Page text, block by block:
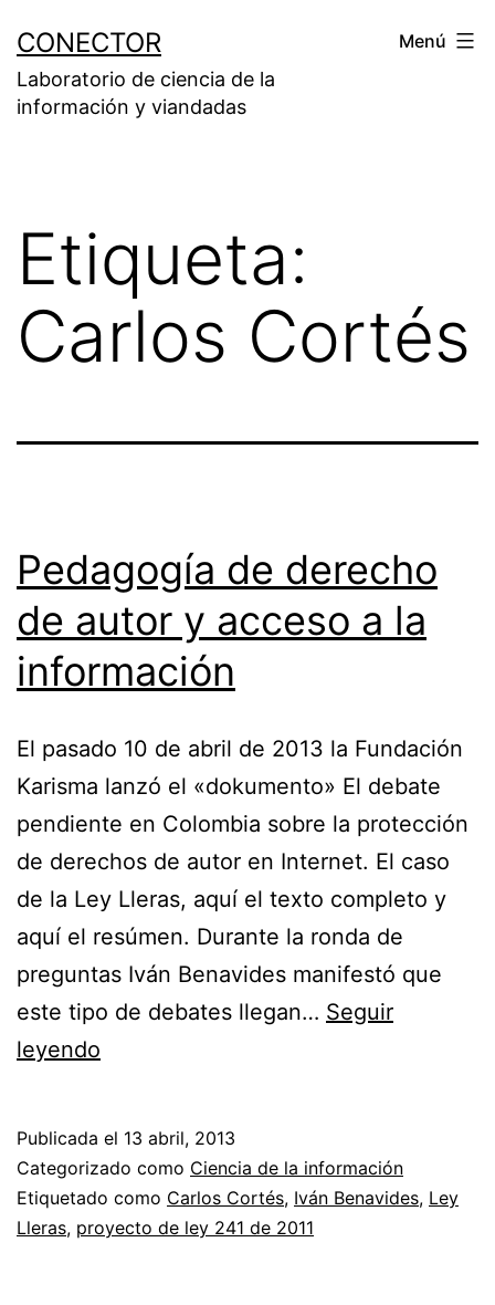
contenido
CONECTOR
Laboratorio de ciencia de la
información y viandadas
Menú
Etiqueta:
Carlos Cortés
Pedagogía de derecho
de autor y acceso a la
información
El pasado 10 de abril de 2013 la Fundación
Karisma lanzó el «dokumento» El debate
pendiente en Colombia sobre la protección
de derechos de autor en Internet. El caso
de la Ley Lleras, aquí el texto completo y
aquí el resúmen. Durante la ronda de
preguntas Iván Benavides manifestó que
este tipo de debates llegan… Seguir
leyendo
de
autor
y
Publicada el 13 abril, 2013
Categorizado como Ciencia de la información
Etiquetado como Carlos Cortés, Iván Benavides, Ley
Lleras, proyecto de ley 241 de 2011